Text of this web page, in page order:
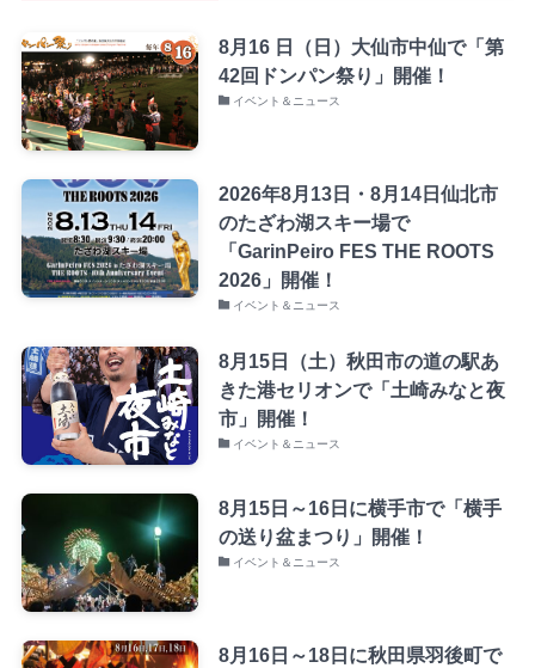
8月16 日（日）大仙市中仙で「第
42回ドンパン祭り」開催！
イベント＆ニュース
2026年8月13日・8月14日仙北市
のたざわ湖スキー場で
「GarinPeiro FES THE ROOTS
2026」開催！
イベント＆ニュース
8月15日（土）秋田市の道の駅あ
きた港セリオンで「土崎みなと夜
市」開催！
イベント＆ニュース
8月15日～16日に横手市で「横手
の送り盆まつり」開催！
イベント＆ニュース
8月16日～18日に秋田県羽後町で